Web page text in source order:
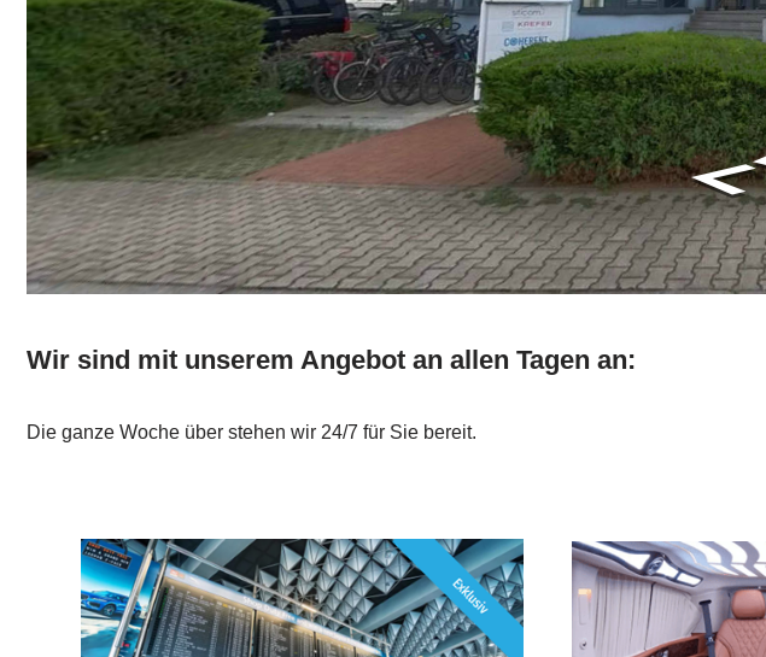
Wir sind mit unserem Angebot an allen Tagen an:
Die ganze Woche über stehen wir 24/7 für Sie bereit.